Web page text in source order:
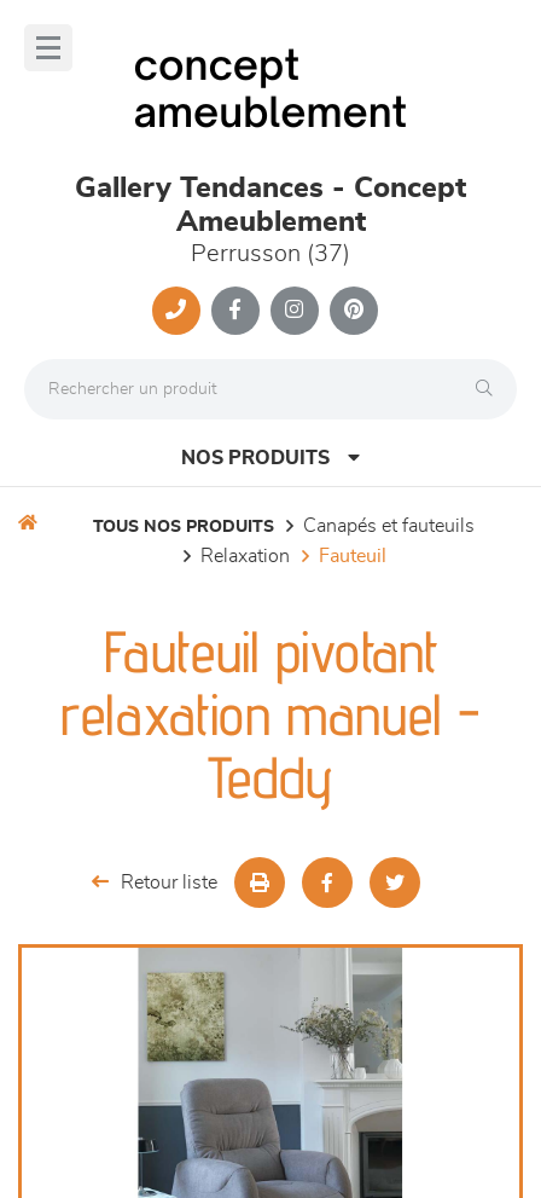
Gallery Tendances - Concept
Ameublement
Perrusson (37)
NOS PRODUITS
meubles de complément
chambres et dressing
TOUS NOS PRODUITS
canapés et fauteuils
relaxation
fauteuil
Fauteuil pivotant
relaxation manuel -
Teddy
Retour liste